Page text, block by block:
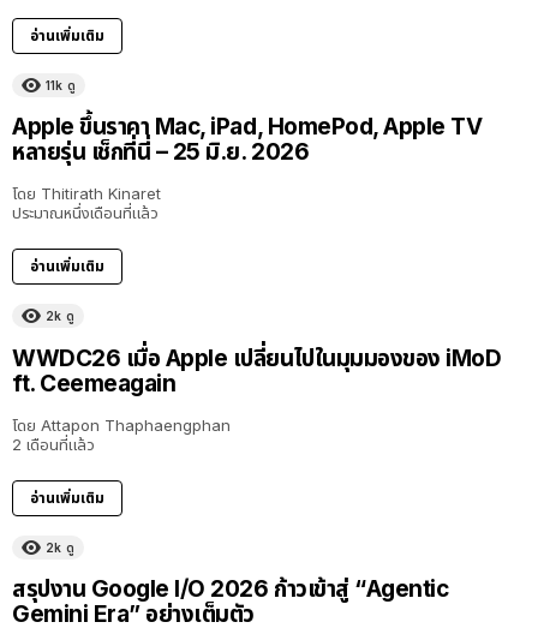
อ่านเพิ่มเติม
11k ดู
Apple ขึ้นราคา Mac, iPad, HomePod, Apple TV
หลายรุ่น เช็กที่นี่ – 25 มิ.ย. 2026
โดย Thitirath Kinaret
ประมาณหนึ่งเดือนที่แล้ว
อ่านเพิ่มเติม
2k ดู
WWDC26 เมื่อ Apple เปลี่ยนไปในมุมมองของ iMoD
ft. Ceemeagain
โดย Attapon Thaphaengphan
2 เดือนที่แล้ว
อ่านเพิ่มเติม
2k ดู
สรุปงาน Google I/O 2026 ก้าวเข้าสู่ “Agentic
Gemini Era” อย่างเต็มตัว